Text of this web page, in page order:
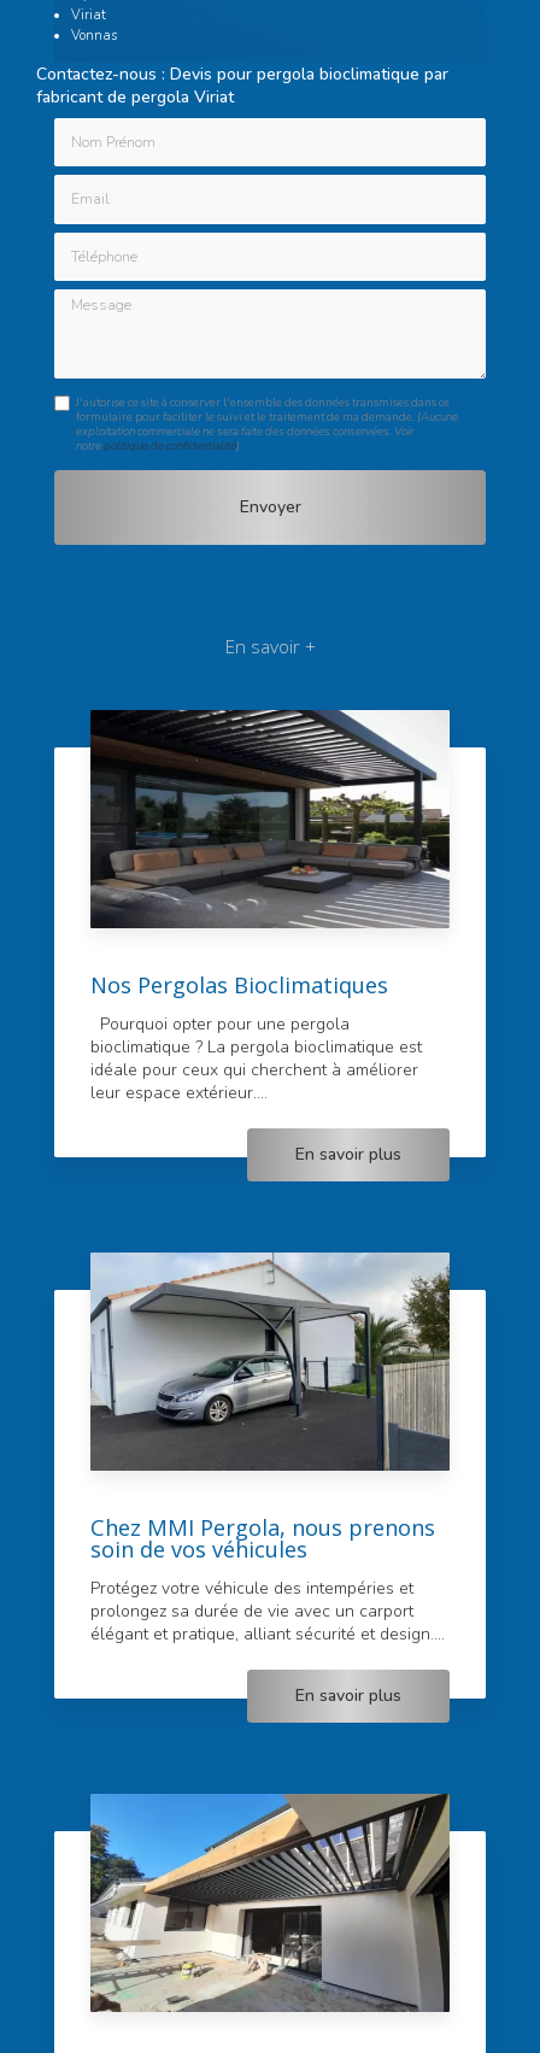
Viriat
Vonnas
Contactez-nous : Devis pour pergola bioclimatique par
fabricant de pergola Viriat
Nom Prénom
Téléphone
Message
J'autorise ce site à conserver l'ensemble des données transmises dans ce
formulaire pour faciliter le suivi et le traitement de ma demande. (Aucune
exploitation commerciale ne sera faite des données conservées. Voir
notrepolitique de confidentialité)
En savoir +
Nos Pergolas Bioclimatiques
Pourquoi opter pour une pergola
bioclimatique ? La pergola bioclimatique est
idéale pour ceux qui cherchent à améliorer
leur espace extérieur....
En savoir plus
Chez MMI Pergola, nous prenons
soin de vos véhicules
Protégez votre véhicule des intempéries et
prolongez sa durée de vie avec un carport
élégant et pratique, alliant sécurité et design....
En savoir plus